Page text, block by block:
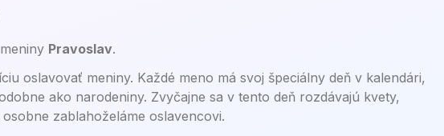
meniny Pravoslav.
oslavovať meniny. Každé meno má svoj špeciálny deň v kalendári,
ako narodeniny. Zvyčajne sa v tento deň rozdávajú kvety,
zablahoželáme oslavencovi.